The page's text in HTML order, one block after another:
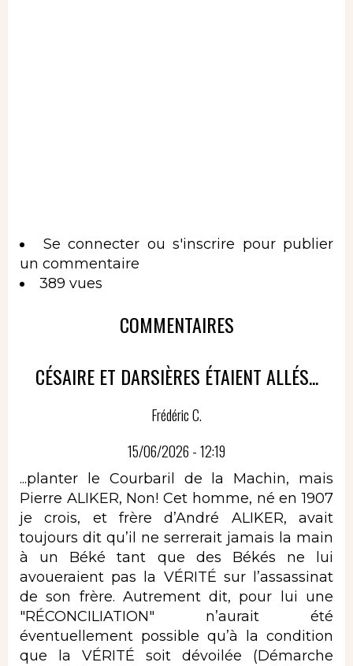
Se connecter ou s'inscrire pour publier
un commentaire
389 vues
COMMENTAIRES
CÉSAIRE ET DARSIÈRES ÉTAIENT ALLÉS...
Frédéric C.
15/06/2026 - 12:19
...planter le Courbaril de la Machin, mais
Pierre ALIKER, Non! Cet homme, né en 1907
je crois, et frère d’André ALIKER, avait
toujours dit qu’il ne serrerait jamais la main
à un Béké tant que des Békés ne lui
avoueraient pas la VÉRITÉ sur l’assassinat
de son frère. Autrement dit, pour lui une
"RÉCONCILIATION" n’aurait été
éventuellement possible qu’à la condition
que la VÉRITÉ soit dévoilée (Démarche